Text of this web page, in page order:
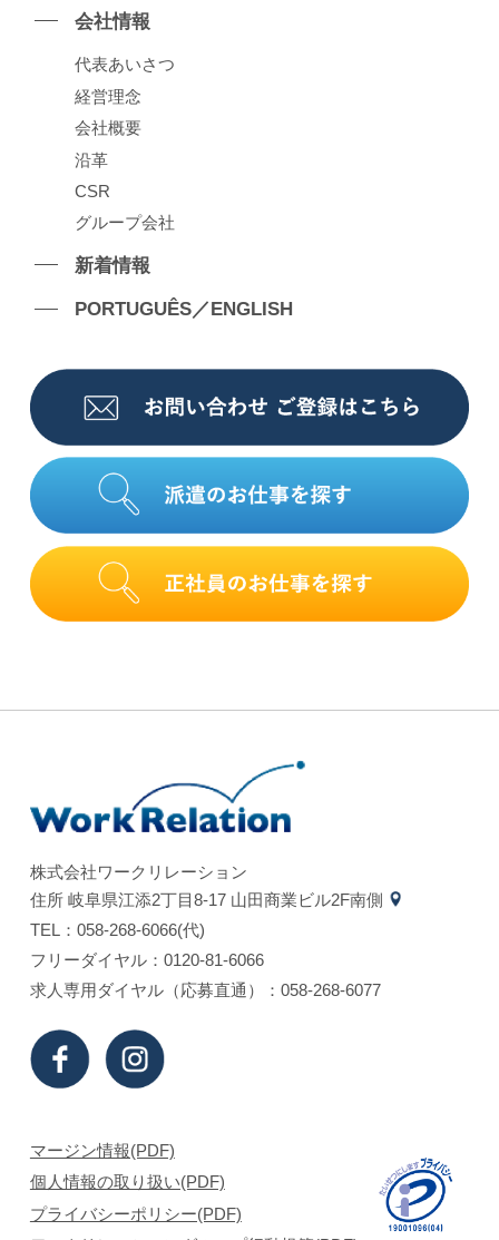
会社情報
代表あいさつ
経営理念
会社概要
沿⾰
CSR
グループ会社
新着情報
PORTUGUÊS／ENGLISH
株式会社ワークリレーション
住所 岐⾩県江添2丁⽬8-17 ⼭⽥商業ビル2F南側
TEL：058-268-6066(代)
フリーダイヤル：0120-81-6066
求⼈専⽤ダイヤル（応募直通）：058-268-6077
マージン情報(PDF)
個⼈情報の取り扱い(PDF)
プライバシーポリシー(PDF)